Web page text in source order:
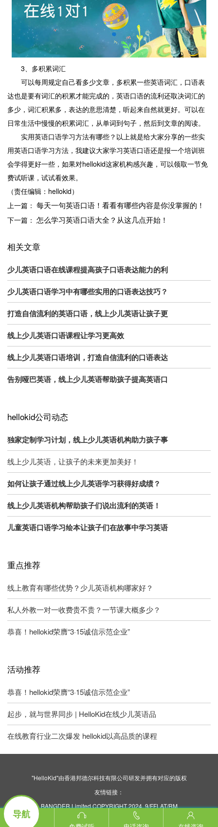
3、多积累词汇
可以每周规定自己看多少文章，多积累一些英语词汇，口语表
达也是要有词汇的积累才能完成的，英语口语的流利还取决词汇的
多少，词汇积累多，表达的意思清楚，听起来自然就更好。可以在
日常生活中慢慢的积累词汇，从单词到句子，然后到文章的阅读。
实用英语口语学习方法有哪些？以上就是给大家分享的一些实
用英语口语学习方法，我建议大家学习英语口语还是报一个培训班
会学得更好一些，如果对hellokid这家机构感兴趣，可以领取一节免
费试听课，试试看效果。
（责任编辑：hellokid）
上一篇： 每天一句英语口语！看看有哪些内容是你没掌握的！
下一篇： 怎么学习英语口语大全？从这几点开始！
相关文章
少儿英语口语在线课程提高孩子口语表达能力的利
少儿英语口语学习中有哪些实用的口语表达技巧？
打造自信流利的英语口语，线上少儿英语让孩子更
线上少儿英语口语课程让学习更高效
线上少儿英语口语培训，打造自信流利的口语表达
告别哑巴英语，线上少儿英语帮助孩子提高英语口
hellokid公司动态
独家定制学习计划，线上少儿英语机构助力孩子事
线上少儿英语，让孩子的未来更加美好！
如何让孩子通过线上少儿英语学习获得好成绩？
线上少儿英语机构帮助孩子们说出流利的英语！
儿童英语口语学习绘本让孩子们在故事中学习英语
重点推荐
线上教育有哪些优势？少儿英语机构哪家好？
私人外教一对一收费贵不贵？一节课大概多少？
恭喜！hellokid荣膺“3·15诚信示范企业”
活动推荐
恭喜！hellokid荣膺“3·15诚信示范企业”
起步，就与世界同步 | HelloKid在线少儿英语品
在线教育行业二次爆发 hellokid以高品质的课程
"HelloKid"由香港邦德尔科技有限公司研发并拥有对应的版权
友情链接：
BANGDER Limited COPYRIGHT 2024. 9/FFLAT/RM
ASILVERCORP INTERNATIONAL TOWER707-713
NATHAN ROAD MONGKOK KL
导航